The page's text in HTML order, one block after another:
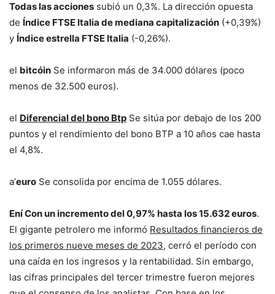
Todas las acciones subió un 0,3%. La dirección opuesta
de Índice FTSE Italia de mediana capitalización (+0,39%)
y Índice estrella FTSE Italia (-0,26%).
el bitcóin Se informaron más de 34.000 dólares (poco
menos de 32.500 euros).
el Diferencial del bono Btp Se sitúa por debajo de los 200
puntos y el rendimiento del bono BTP a 10 años cae hasta
el 4,8%.
a’euro Se consolida por encima de 1.055 dólares.
EníCon un incremento del 0,97% hasta los 15.632 euros.
El gigante petrolero me informó Resultados financieros de
los primeros nueve meses de 2023, cerró el período con
una caída en los ingresos y la rentabilidad. Sin embargo,
las cifras principales del tercer trimestre fueron mejores